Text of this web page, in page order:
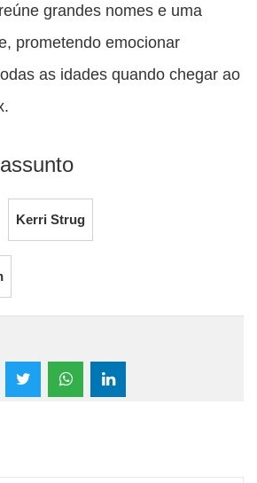
grandes nomes e uma
prometendo emocionar
as idades quando chegar ao
Kerri Strug